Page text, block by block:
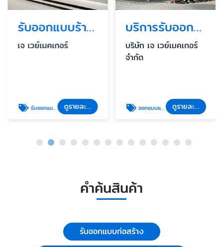
รับออกแบบร้านค้า ร้านอาหารในห้าง
เจ เวย์เมคเกอร์
รับออกแบบก่อสร้าง ดูรายละเอียด
บริการรับออกแบบและก่อสร้างร้านอาหารแฟรนไชน์ครบวงจร
บริษัท เจ เวย์เมคเกอร์
จำกัด
ออกแบบและก่อสร้างร้านอาหารแฟรนไชน์ ดูรายละเอียด
คำค้นสินค้า
รับออกแบบก่อสร้าง